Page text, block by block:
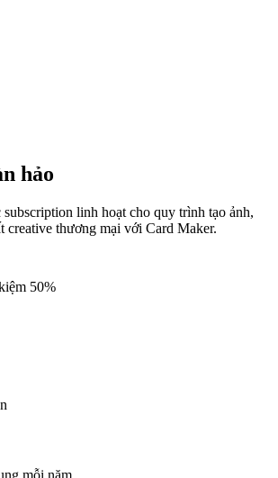
hảo
linh hoạt cho quy trình tạo ảnh,
creative thương mại với Card Maker.
50%
mỗi năm